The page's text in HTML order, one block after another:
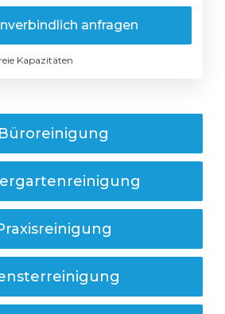
anfragen
Kapazitäten
Büroreinigung